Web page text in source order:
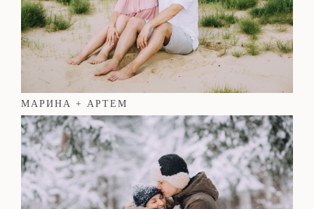
МАРИНА + АРТЕМ